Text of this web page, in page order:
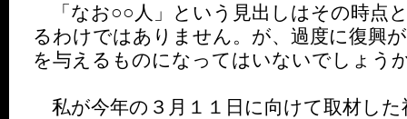
「なお○○人」という見出しはその時点
るわけではありません。が、過度に復興
を与えるものになってはいないでしょう
私が今年の３月１１日に向けて取材した